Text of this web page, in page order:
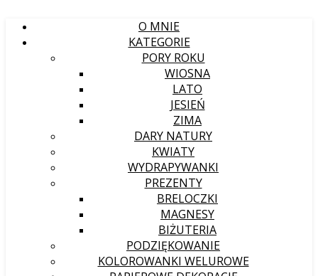
O MNIE
KATEGORIE
PORY ROKU
WIOSNA
LATO
JESIEŃ
ZIMA
DARY NATURY
KWIATY
WYDRAPYWANKI
PREZENTY
BRELOCZKI
MAGNESY
BIŻUTERIA
PODZIĘKOWANIE
KOLOROWANKI WELUROWE